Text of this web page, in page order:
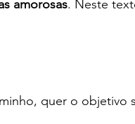
amorosas. Neste
quer o objetivo